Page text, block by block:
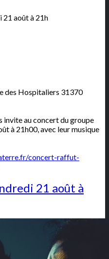
21 août à 21h
des Hospitaliers 31370
invite au concert du groupe
à 21h00, avec leur musique
concert-raffut-
21 août à